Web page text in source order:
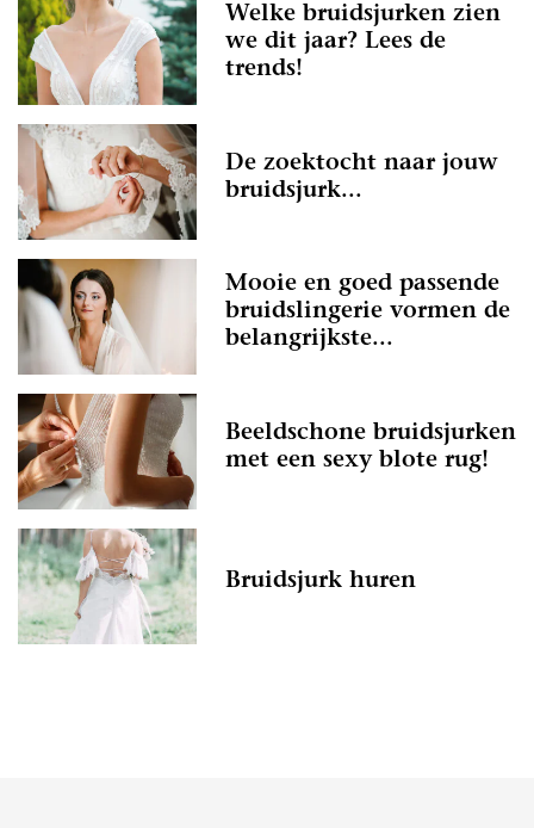
Welke bruidsjurken zien
we dit jaar? Lees de
trends!
De zoektocht naar jouw
bruidsjurk...
Mooie en goed passende
bruidslingerie vormen de
belangrijkste...
Beeldschone bruidsjurken
met een sexy blote rug!
Bruidsjurk huren